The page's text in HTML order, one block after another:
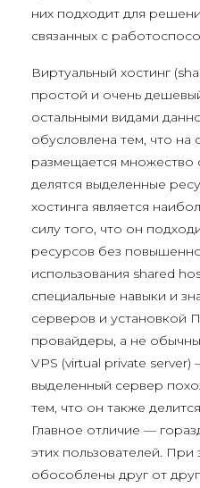
них подходит для
связанных с
Виртуальный хостинг
простой и очень
остальными видами
обусловлена тем, что
размещается множество
делятся выделенные
хостинга является
силу того, что он
ресурсов без
использования shared
специальные навыки и
серверов и установкой
провайдеры, а не
VPS (virtual private server)
выделенный сервер
тем, что он также
Главное отличие —
этих пользователей. При
обособлены друг от